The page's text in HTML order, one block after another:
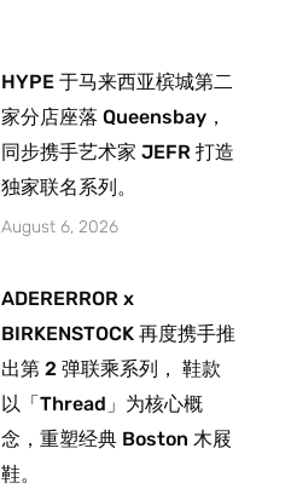
HYPE 于马来西亚槟城第二
家分店座落 Queensbay，
同步携手艺术家 JEFR 打造
独家联名系列。
August 6, 2026
ADERERROR x
BIRKENSTOCK 再度携手推
出第 2 弹联乘系列， 鞋款
以「Thread」为核心概
念，重塑经典 Boston 木屐
鞋。